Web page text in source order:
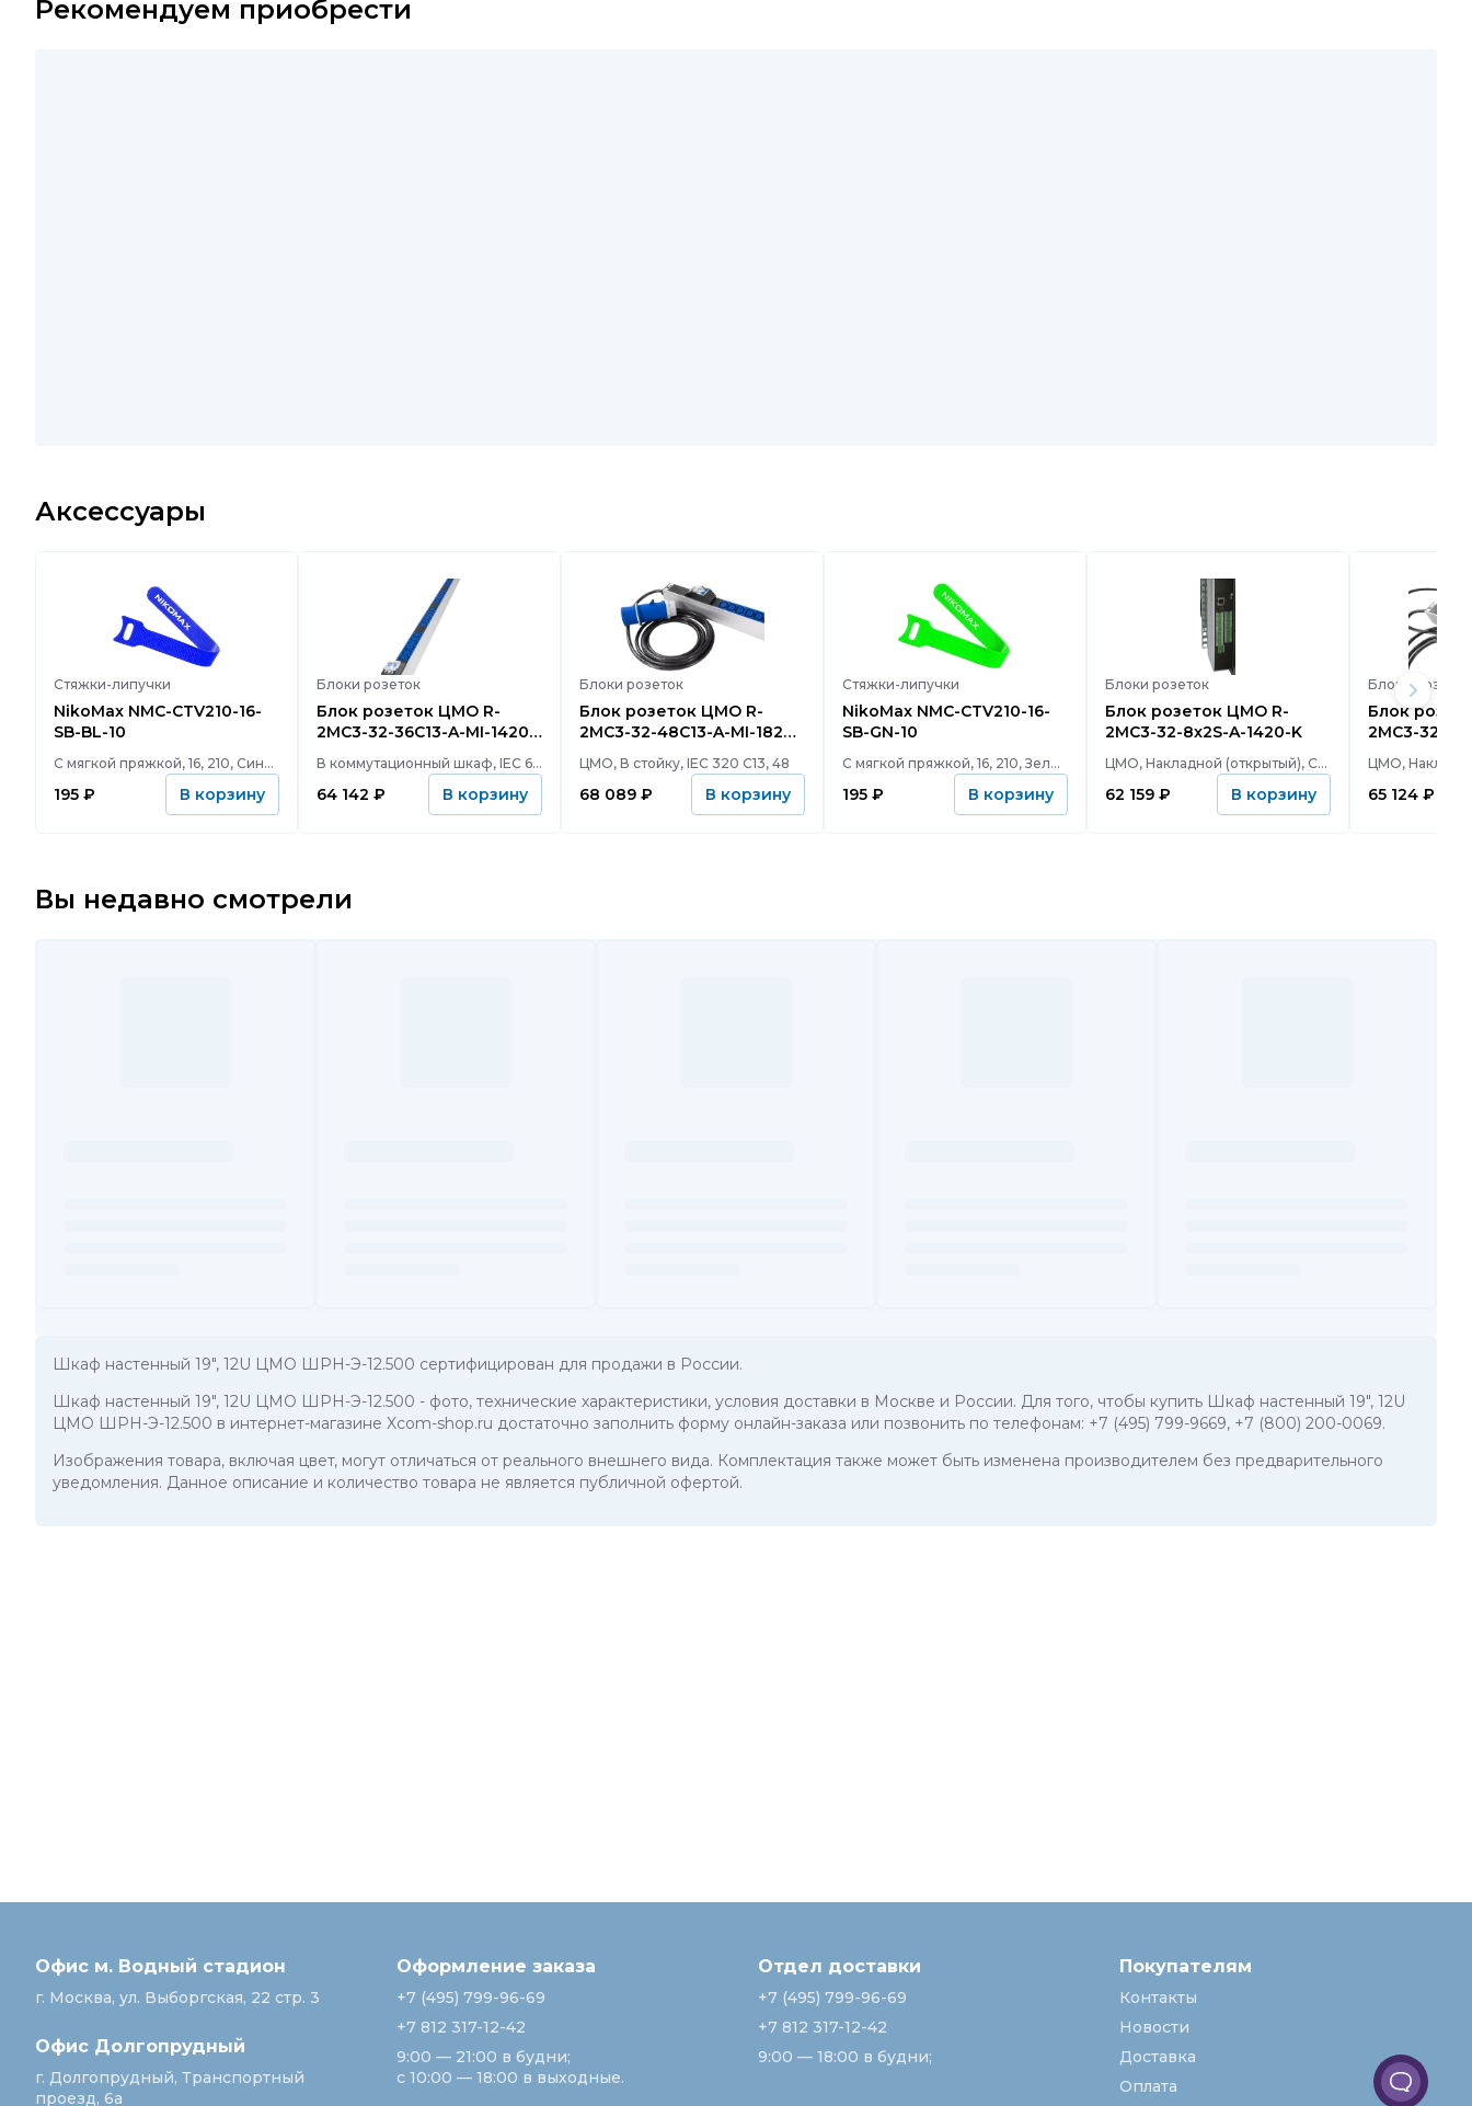
Рекомендуем приобрести
Аксессуары
Стяжки-липучки
NikoMax NMC-CTV210-16-
SB-BL-10
С мягкой пряжкой, 16, 210, Синий
195 ₽ В корзину
Блоки розеток
Блок розеток ЦМО R-
2MC3-32-36C13-A-MI-1420-
В коммутационный шкаф, IEC 60320 C13, 36
64 142 ₽ В корзину
Блоки розеток
Блок розеток ЦМО R-
2MC3-32-48C13-A-MI-1820-
ЦМО, В стойку, IEC 320 C13, 48
68 089 ₽ В корзину
Стяжки-липучки
NikoMax NMC-CTV210-16-
SB-GN-10
С мягкой пряжкой, 16, 210, Зеленый
195 ₽ В корзину
Блоки розеток
Блок розеток ЦМО R-
2MC3-32-8x2S-A-1420-K
ЦМО, Накладной (открытый), CEE 7/3 (Schuko), 16
62 159 ₽ В корзину
Блоки розеток
Блок розеток
2MC3-32-
65 124 ₽
Вы недавно смотрели
Шкаф настенный 19", 12U ЦМО ШРН-Э-12.500 сертифицирован для продажи в России.
Шкаф настенный 19", 12U ЦМО ШРН-Э-12.500 - фото, технические характеристики, условия доставки в Москве и России. Для того, чтобы купить Шкаф настенный 19", 12U
ЦМО ШРН-Э-12.500 в интернет-магазине Xcom-shop.ru достаточно заполнить форму онлайн-заказа или позвонить по телефонам: +7 (495) 799-9669, +7 (800) 200-0069.
Изображения товара, включая цвет, могут отличаться от реального внешнего вида. Комплектация также может быть изменена производителем без предварительного
уведомления. Данное описание и количество товара не является публичной офертой.
Офис м. Водный стадион
г. Москва, ул. Выборгская, 22 стр. 3
Офис Долгопрудный
г. Долгопрудный, Транспортный
проезд, 6а
Оформление заказа
+7 (495) 799-96-69
+7 812 317-12-42
9:00 — 21:00 в будни;
с 10:00 — 18:00 в выходные.
Отдел доставки
+7 (495) 799-96-69
+7 812 317-12-42
9:00 — 18:00 в будни;
Покупателям
Контакты
Новости
Доставка
Оплата